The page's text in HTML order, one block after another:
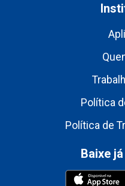
Política
Política de
Baixe